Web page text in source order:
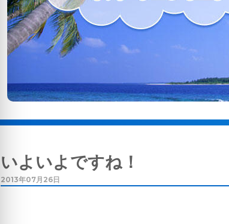
いよいよですね！
2013年07月26日